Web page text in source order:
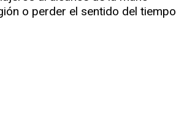
o perder el sentido del tiempo